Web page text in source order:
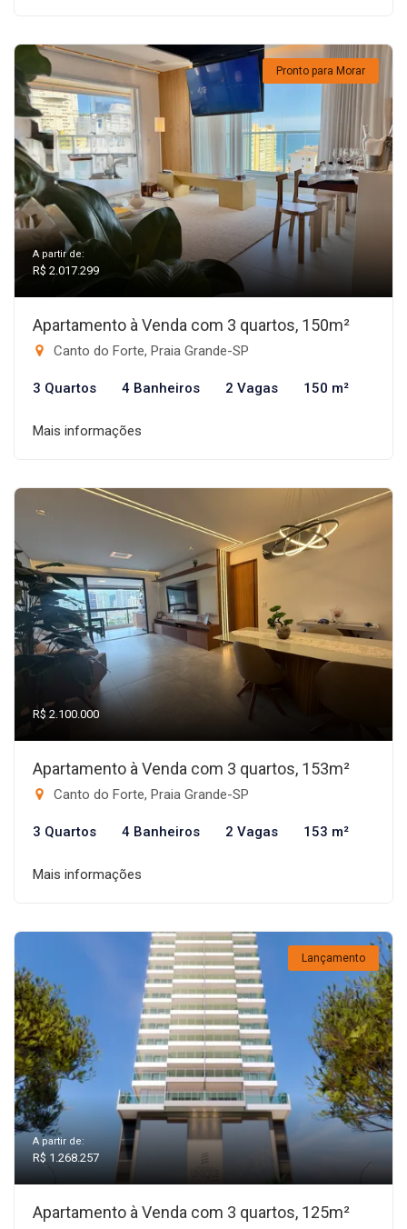
Pronto para Morar
A partir de:
R$ 2.017.299
Apartamento à Venda com 3 quartos, 150m²
Canto do Forte, Praia Grande-SP
3 Quartos 4 Banheiros 2 Vagas 150 m²
Mais informações
R$ 2.100.000
Apartamento à Venda com 3 quartos, 153m²
Canto do Forte, Praia Grande-SP
3 Quartos 4 Banheiros 2 Vagas 153 m²
Mais informações
Lançamento
A partir de:
R$ 1.268.257
Apartamento à Venda com 3 quartos, 125m²